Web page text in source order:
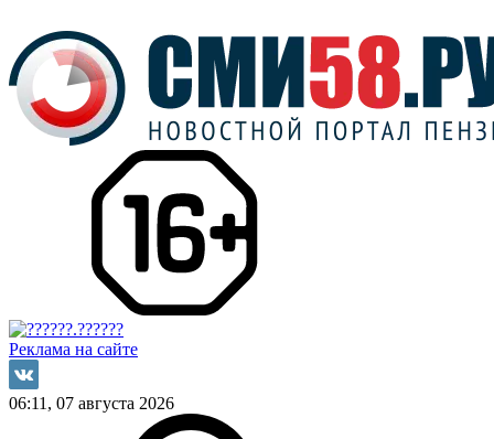
Реклама на сайте
06:11, 07 августа 2026